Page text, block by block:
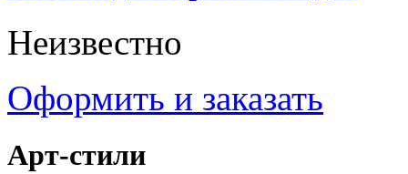
Неизвестно
Оформить и заказать
Арт-стили